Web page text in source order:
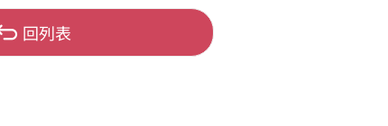
回列表